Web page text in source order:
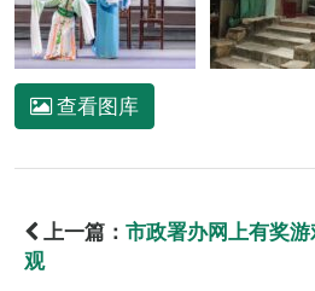
查看图库
上一篇： 市政署办网上有奖
观